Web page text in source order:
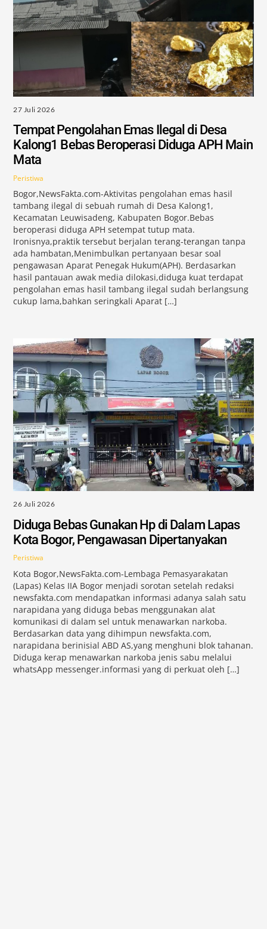
27 Juli 2026
Tempat Pengolahan Emas Ilegal di Desa
Kalong1 Bebas Beroperasi Diduga APH Main
Mata
Peristiwa
Bogor,NewsFakta.com-Aktivitas pengolahan emas hasil
tambang ilegal di sebuah rumah di Desa Kalong1,
Kecamatan Leuwisadeng, Kabupaten Bogor.Bebas
beroperasi diduga APH setempat tutup mata.
Ironisnya,praktik tersebut berjalan terang-terangan tanpa
ada hambatan,Menimbulkan pertanyaan besar soal
pengawasan Aparat Penegak Hukum(APH). Berdasarkan
hasil pantauan awak media dilokasi,diduga kuat terdapat
pengolahan emas hasil tambang ilegal sudah berlangsung
cukup lama,bahkan seringkali Aparat […]
26 Juli 2026
Diduga Bebas Gunakan Hp di Dalam Lapas
Kota Bogor, Pengawasan Dipertanyakan
Peristiwa
Kota Bogor,NewsFakta.com-Lembaga Pemasyarakatan
(Lapas) Kelas IIA Bogor menjadi sorotan setelah redaksi
newsfakta.com mendapatkan informasi adanya salah satu
narapidana yang diduga bebas menggunakan alat
komunikasi di dalam sel untuk menawarkan narkoba.
Berdasarkan data yang dihimpun newsfakta.com,
narapidana berinisial ABD AS,yang menghuni blok tahanan.
Diduga kerap menawarkan narkoba jenis sabu melalui
whatsApp messenger.informasi yang di perkuat oleh […]